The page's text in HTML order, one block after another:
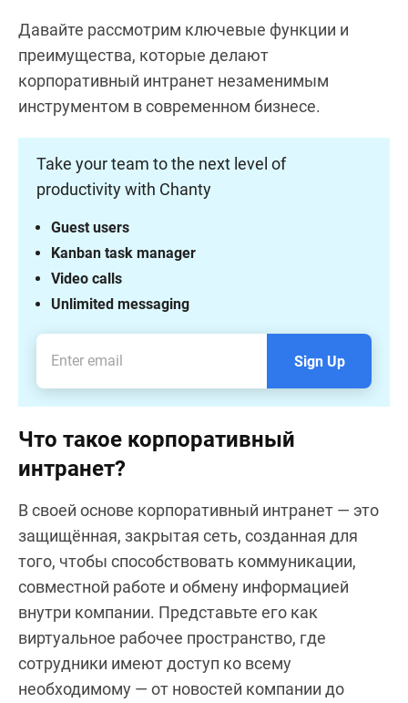
Давайте рассмотрим ключевые функции и
преимущества, которые делают
корпоративный интранет незаменимым
инструментом в современном бизнесе.
Take your team to the next level of
productivity with Chanty
Unlimited messaging
Video calls
Kanban task manager
Guest users
Sign Up
Что такое корпоративный
интранет?
В своей основе корпоративный интранет — это
защищённая, закрытая сеть, созданная для
того, чтобы способствовать коммуникации,
совместной работе и обмену информацией
внутри компании. Представьте его как
виртуальное рабочее пространство, где
сотрудники имеют доступ ко всему
необходимому — от новостей компании до